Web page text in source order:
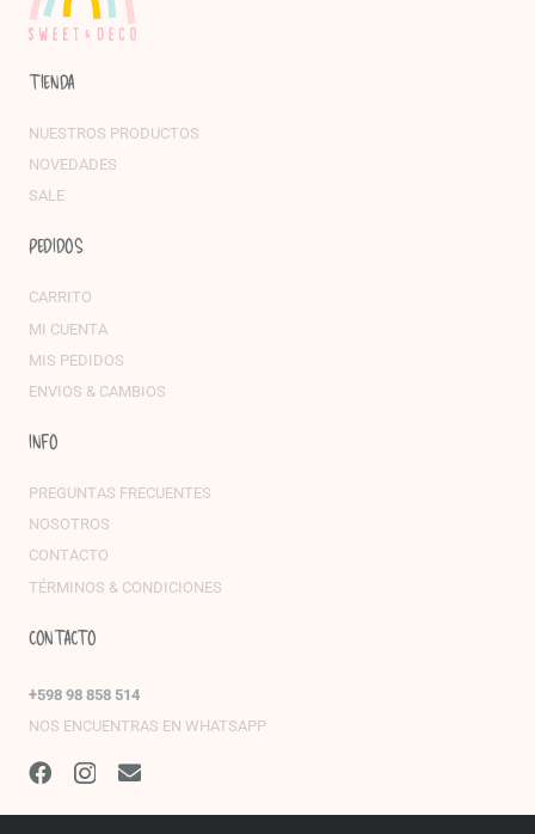
TIENDA
NUESTROS PRODUCTOS
NOVEDADES
SALE
PEDIDOS
CARRITO
MI CUENTA
MIS PEDIDOS
ENVIOS & CAMBIOS
INFO
PREGUNTAS FRECUENTES
NOSOTROS
CONTACTO
TÉRMINOS & CONDICIONES
CONTACTO
+598 98 858 514
NOS ENCUENTRAS EN WHATSAPP